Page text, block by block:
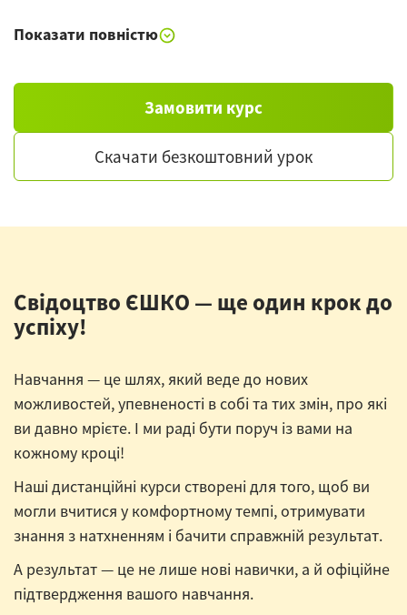
Показати повністю
Замовити курс
Скачати безкоштовний урок
Свідоцтво ЄШКО — ще один крок до
успіху!
Навчання — це шлях, який веде до нових
можливостей, упевненості в собі та тих змін, про які
ви давно мрієте. І ми раді бути поруч із вами на
кожному кроці!
Наші дистанційні курси створені для того, щоб ви
могли вчитися у комфортному темпі, отримувати
знання з натхненням і бачити справжній результат.
А результат — це не лише нові навички, а й офіційне
підтвердження вашого навчання.